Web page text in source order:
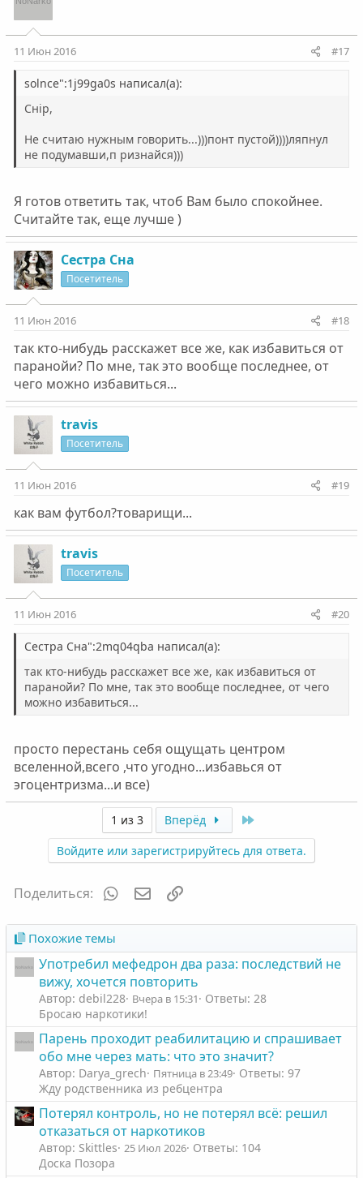
11 Июн 2016 #17
solnce":1j99ga0s написал(а):
Снip,
Не считаю нужным говорить...)))понт пустой))))ляпнул
не подумавши,п ризнайся)))
Я готов ответить так, чтоб Вам было спокойнее.
Считайте так, еще лучше )
Сестра Сна
Посетитель
11 Июн 2016 #18
так кто-нибудь расскажет все же, как избавиться от
паранойи? По мне, так это вообще последнее, от
чего можно избавиться...
travis
Посетитель
11 Июн 2016 #19
как вам футбол?товарищи...
travis
Посетитель
11 Июн 2016 #20
Сестра Сна":2mq04qba написал(а):
так кто-нибудь расскажет все же, как избавиться от
паранойи? По мне, так это вообще последнее, от чего
можно избавиться...
просто перестань себя ощущать центром
вселенной,всего ,что угодно...избавься от
эгоцентризма...и все)
1 из 3 Вперёд
Войдите или зарегистрируйтесь для ответа.
Поделиться: WhatsAppЭлектронная почта
Похожие темы
Употребил мефедрон два раза: последствий не
вижу, хочется повторить
Автор: debil228 Вчера в 15:31
Ответы: 28
Бросаю наркотики!
Парень проходит реабилитацию и спрашивает
обо мне через мать: что это значит?
Автор: Darya_grech Пятница в 23:49 Ответы: 97
Жду родственника из ребцентра
Потерял контроль, но не потерял всё: решил
отказаться от наркотиков
Автор: Skittles 25 Июл 2026 Ответы: 104
Доска Позора